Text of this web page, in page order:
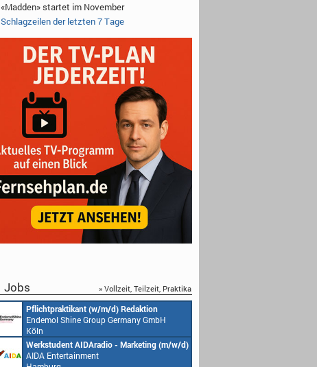
«Madden» startet im November
Schlagzeilen der letzten 7 Tage
Jobs » Vollzeit, Teilzeit, Praktika
Pflichtpraktikant (w/m/d) Redaktion
Endemol Shine Group Germany GmbH
Köln
Werkstudent AIDAradio - Marketing (m/w/d)
AIDA Entertainment